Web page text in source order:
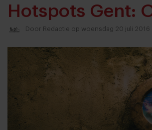
Hotspots Gent:
Door Redactie op woensdag 20 juli 2016